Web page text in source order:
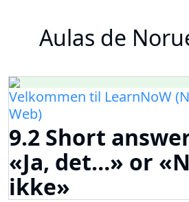
Aulas de
Velkommen til LearnNoW
Web)
9.2 Short
«Ja, det…» or
ikke»